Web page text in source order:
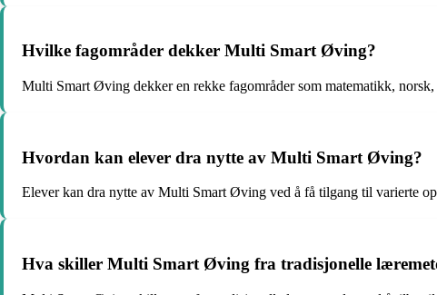
Hvilke fagområder dekker Multi Smart Øving?
Multi Smart Øving dekker en rekke fagområder som matematikk,
Hvordan kan elever dra nytte av Multi Smart Øving?
Elever kan dra nytte av Multi Smart Øving ved å få tilgang til varierte
Hva skiller Multi Smart Øving fra tradisjonelle